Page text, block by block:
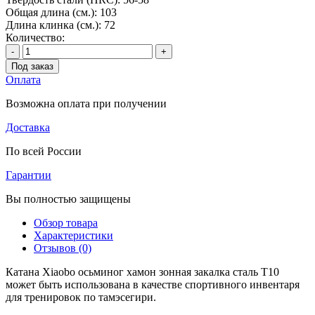
Общая длина (см.): 103
Длина клинка (см.): 72
Количество:
-
+
Под заказ
Оплата
Возможна оплата при получении
Доставка
По всей России
Гарантии
Вы полностью защищены
Обзор товара
Характеристики
Отзывов (0)
Катана Xiaobo осьминог хамон зонная закалка сталь T10
может быть использована в качестве спортивного инвентаря
для тренировок по тамэсегири.